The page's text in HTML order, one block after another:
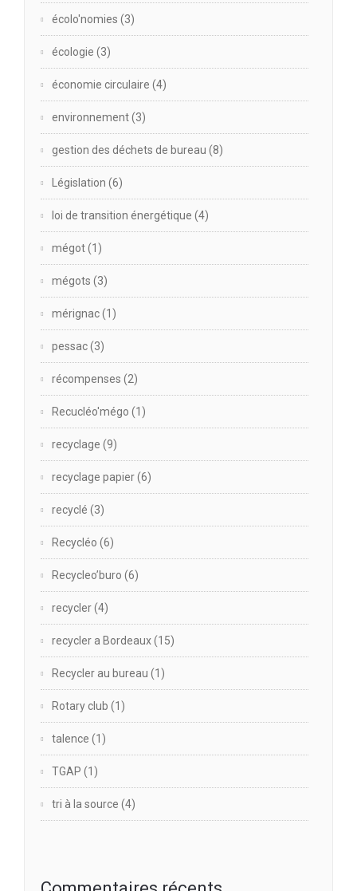
écolo'nomies (3)
écologie (3)
économie circulaire (4)
environnement(3)
gestion des déchets de bureau (8)
Législation (6)
loi de transition énergétique (4)
mégot(1)
mégots (3)
mérignac(1)
pessac(3)
récompenses (2)
Recucléo'mégo (1)
recyclage (9)
recyclage papier(6)
recyclé (3)
Recycléo (6)
Recycleo’buro (6)
recycler(4)
recycler a Bordeaux(15)
Recycler au bureau (1)
Rotary club (1)
talence (1)
TGAP (1)
tri à la source (4)